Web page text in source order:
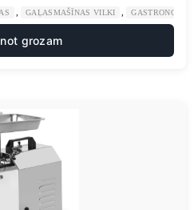
GAĻASMAŠĪNAS VILKI
grozam